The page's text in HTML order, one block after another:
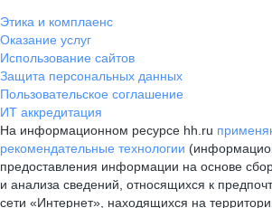
Этика и комплаенс
Оказание услуг
Использование сайтов
Защита персональных данных
Пользовательское соглашение
ИТ аккредитация
На информационном ресурсе hh.ru
рекомендательные технологии
предоставления информации на основе
и анализа сведений, относящихся к
сети «Интернет», находящихся на